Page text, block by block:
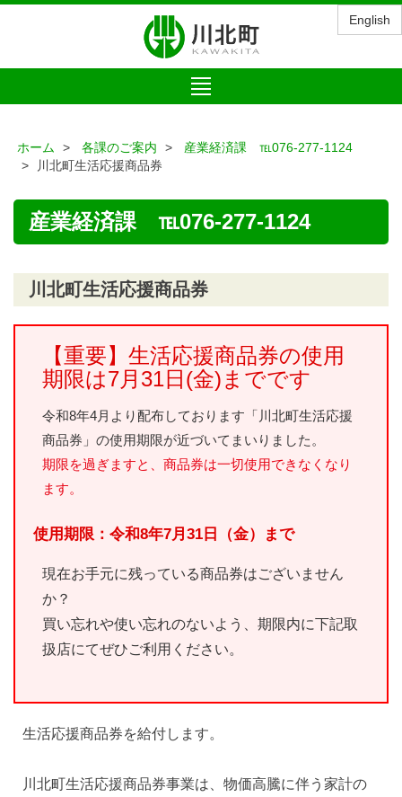
English
Toggle
navigation
ホーム 各課のご案内
産業経済課 ℡076-277-1124
川北町生活応援商品券
産業経済課 ℡076-277-1124
川北町生活応援商品券
【重要】生活応援商品券の使用
期限は7月31日(金)までです
令和8年4月より配布しております「川北町生活応援
商品券」の使用期限が近づいてまいりました。
期限を過ぎますと、商品券は一切使用できなくなり
ます。
使用期限：令和8年7月31日（金）まで
現在お手元に残っている商品券はございません
か？
買い忘れや使い忘れのないよう、期限内に下記取
扱店にてぜひご利用ください。
生活応援商品券を給付します。
川北町生活応援商品券事業は、物価高騰に伴う家計の